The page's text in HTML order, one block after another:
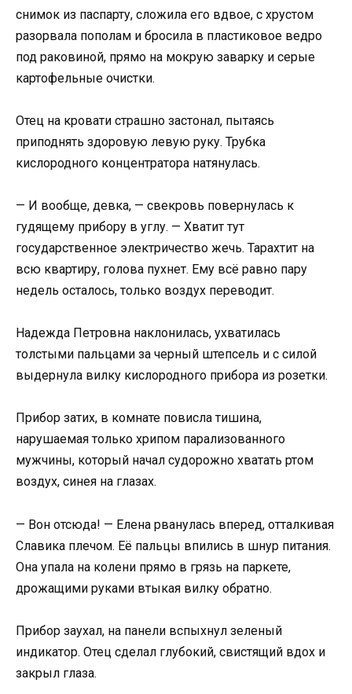
снимок из паспарту, сложила его вдвое, с хрустом
разорвала пополам и бросила в пластиковое ведро
под раковиной, прямо на мокрую заварку и серые
картофельные очистки.
Отец на кровати страшно застонал, пытаясь
приподнять здоровую левую руку. Трубка
кислородного концентратора натянулась.
— И вообще, девка, — свекровь повернулась к
гудящему прибору в углу. — Хватит тут
государственное электричество жечь. Тарахтит на
всю квартиру, голова пухнет. Ему всё равно пару
недель осталось, только воздух переводит.
Надежда Петровна наклонилась, ухватилась
толстыми пальцами за черный штепсель и с силой
выдернула вилку кислородного прибора из розетки.
Прибор затих, в комнате повисла тишина,
нарушаемая только хрипом парализованного
мужчины, который начал судорожно хватать ртом
воздух, синея на глазах.
— Вон отсюда! — Елена рванулась вперед, отталкивая
Славика плечом. Её пальцы впились в шнур питания.
Она упала на колени прямо в грязь на паркете,
дрожащими руками втыкая вилку обратно.
Прибор заухал, на панели вспыхнул зеленый
индикатор. Отец сделал глубокий, свистящий вдох и
закрыл глаза.